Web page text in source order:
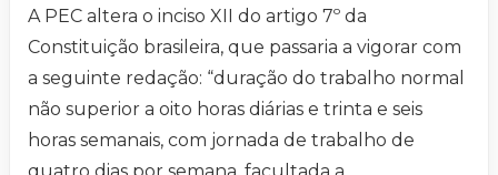
A PEC altera o inciso XII do artigo 7º da
Constituição brasileira, que passaria a vigorar com
a seguinte redação: “duração do trabalho normal
não superior a oito horas diárias e trinta e seis
horas semanais, com jornada de trabalho de